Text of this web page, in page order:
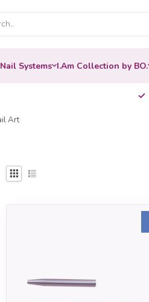
Systems I.Am Collection by BO.
Art